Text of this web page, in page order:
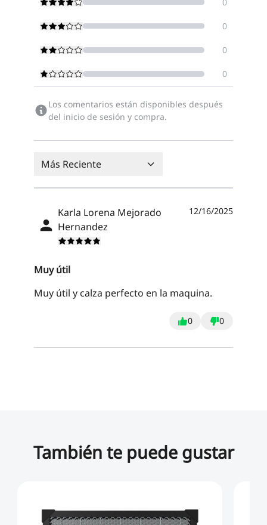
0
0
0
Los comentarios están disponibles después
del inicio de sesión y compra.
Más Reciente
Karla Lorena Mejorado
Hernandez
12/16/2025
Muy útil
Muy útil y calza perfecto en la maquina.
0 0
También te puede gustar